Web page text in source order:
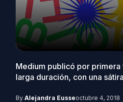
Medium publicó por primera
larga duración, con una
By Alejandra Eusseoctubre 4, 2018